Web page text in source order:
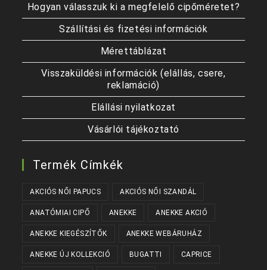
Hogyan válasszuk ki a megfelelő cipőméretet?
Szállítási és fizetési információk
Mérettáblázat
Visszaküldési információk (elállás, csere,
reklamáció)
Elállási nyilatkozat
Vásárlói tájékoztató
Termék Címkék
AKCIÓS NŐI PAPUCS AKCIÓS NŐI SZANDÁL
ANATÓMIAI CIPŐ ANEKKE ANEKKE AKCIÓ
ANEKKE KIEGÉSZÍTŐK ANEKKE WEBÁRUHÁZ
ANEKKE ÚJ KOLLEKCIÓ BUGATTI CAPRICE